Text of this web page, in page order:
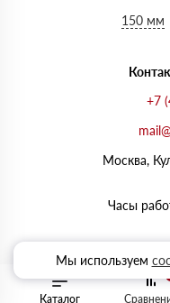
Каталог
150 мм
+7
Москва,
Часы
Мы используем